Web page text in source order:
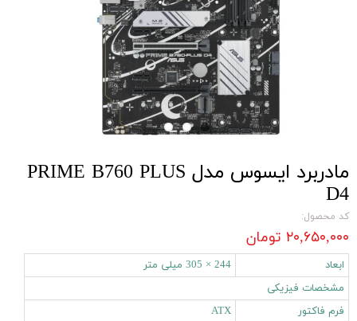
مادربرد ایسوس مدل PRIME B760 PLUS
D4
کد محصول:
۲۰,۶۵۰,۰۰۰ تومان
ابعاد
244 × 305 میلی‌ متر
مشخصات فیزیکی
فرم فاکتور
ATX